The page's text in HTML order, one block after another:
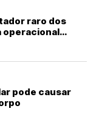
raro dos
operacional
pode causar